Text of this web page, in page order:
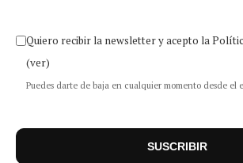
Quiero recibir la newsletter y acepto la
(ver)
Puedes darte de baja en cualquier momento desde el